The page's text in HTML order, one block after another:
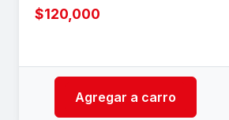
$120,000
Agregar a carro